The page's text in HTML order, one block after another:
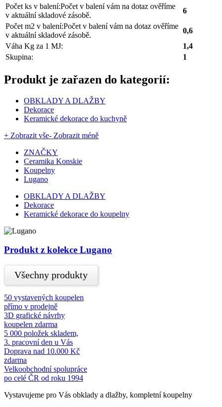
Počet ks v balení:Počet v balení vám na dotaz ověříme
v aktuální skladové zásobě.
6
Počet m2 v balení:Počet v balení vám na dotaz ověříme
v aktuální skladové zásobě.
0,6
Váha Kg za 1 MJ:
1,4
Skupina:
1
Produkt je zařazen do kategorií:
OBKLADY A DLAŽBY
Dekorace
Keramické dekorace do kuchyně
+ Zobrazit vše- Zobrazit méně
ZNAČKY
Ceramika Konskie
Koupelny
Lugano
OBKLADY A DLAŽBY
Dekorace
Keramické dekorace do koupelny
Produkt z kolekce Lugano
Všechny produkty
50 vystavených koupelen
přímo v prodejně
3D grafické návrhy
koupelen zdarma
5 000 položek skladem,
3. pracovní den u Vás
Doprava nad 10.000 Kč
zdarma
Velkoobchodní spolupráce
po celé ČR od roku 1994
Vystavujeme pro Vás obklady a dlažby, kompletní koupelny